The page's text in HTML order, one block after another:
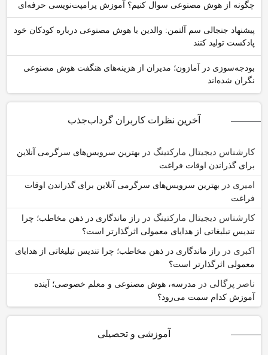
چگونه از هوش مصنوعی سوال کنیم؟ آموزش پرامپت‌نویسی حرفه‌ای
پیشنهاد جنجالی سم آلتمن: والدین با هوش مصنوعی درباره کودکان خود
پادکست تولید کنند
بودجه‌سوزی در آمازون؛ مدیران از هزینه‌های هنگفت هوش مصنوعی
نگران شده‌اند
آخرین نظرات کاربران گرداب‌جذب
کارشناس دیجیتال مارکتینگ در بهترین سرویس‌های سرگرمی آنلاین
برای گذراندن اوقات فراغت
امیری در بهترین سرویس‌های سرگرمی آنلاین برای گذراندن اوقات
فراغت
کارشناس دیجیتال مارکتینگ در راز ماندگاری در ذهن مخاطب؛ چرا
تندیس تبلیغاتی از هدایای معمولی اثرگذارتر است؟
اکبری در راز ماندگاری در ذهن مخاطب؛ چرا تندیس تبلیغاتی از هدایای
معمولی اثرگذارتر است؟
ناصر پرگالی در مدرسه، هوش مصنوعی و معلم خصوصی؛ آینده
آموزش کدام سمت می‌رود؟
آموزشی و تحصیلی